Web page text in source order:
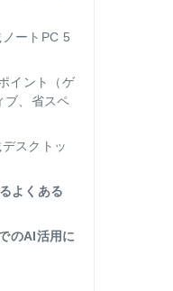
ートPC 5
イント（ゲ
ブ、省スペ
スクトッ
よくある
のAI活用に